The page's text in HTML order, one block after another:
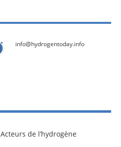
info@hydrogentoday.info
Acteurs de l’hydrogène